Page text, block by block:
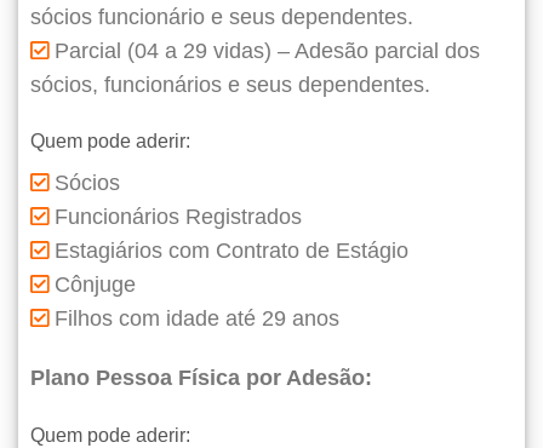
sócios funcionário e seus dependentes.
Parcial (04 a 29 vidas) – Adesão parcial dos
sócios, funcionários e seus dependentes.
Quem pode aderir:
Sócios
Funcionários Registrados
Estagiários com Contrato de Estágio
Cônjuge
Filhos com idade até 29 anos
Plano Pessoa Física por Adesão:
Quem pode aderir: